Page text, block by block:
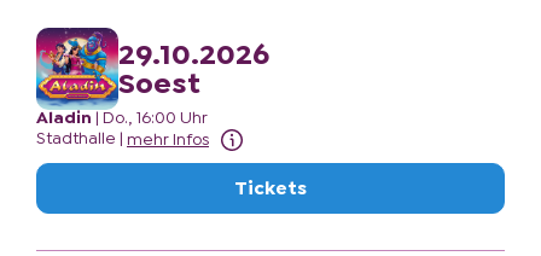
29.10.2026
Soest
Aladin
Do., 16:00 Uhr
Stadthalle
mehr Infos
Tickets